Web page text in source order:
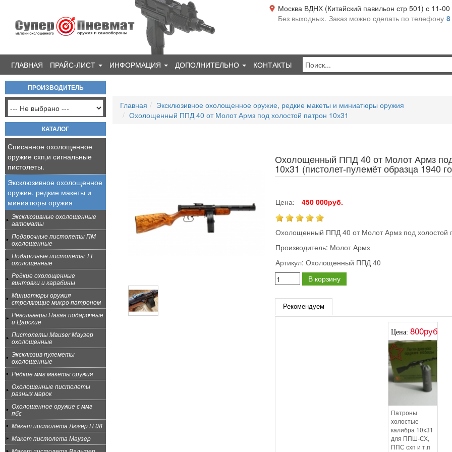
Москва ВДНХ (Китайский павильон стр 501) с 11-
Без выходных. Заказ можно сделать по телефону
ГЛАВНАЯ ПРАЙС-ЛИСТ ИНФОРМАЦИЯ ДОПОЛНИТЕЛЬНО КОНТАКТЫ
ПРОИЗВОДИТЕЛЬ
КАТАЛОГ
Списанное охолощенное
оружие схп,и сигнальные
пистолеты.
Эксклюзивное охолощенное
оружие, редкие макеты и
миниатюры оружия
Эксклюзивные охолощенные
автоматы
Подарочные пистолеты ПМ
охолощенные
Подарочные пистолеты ТТ
охолощенные
Редкие охолощенные
винтовки и карабины
Миниатюры оружия
стреляющие микро патроном
Револьверы Наган подарочные
и Царские
Пистолеты Mauser Маузер
охолощенные
Эксклюзив пулеметы
охолощенные
Редкие ммг макеты оружия
Охолощенные пистолеты
разных марок
Охолощенное оружие с ммг
пбс
Макет пистолета Люгер П 08
Макет пистолета Маузер
Главная
Эксклюзивное охолощенное оружие, редкие макеты и миниатюры оружия
Охолощенный ППД 40 от Молот Армз под холостой патрон 10х31
Охолощенный ППД 40 от Молот Армз
10х31 (пистолет-пулемёт образца 1940
Цена: 450 000руб.
Охолощенный ППД 40 от Молот Армз под холостой
Производитель: Молот Армз
Артикул: Охолощенный ППД 40
В корзину
Рекомендуем
Цена: 800руб.
Патроны
холостые
калибра 10х31
для ППШ-СХ,
ППС схп и т.п